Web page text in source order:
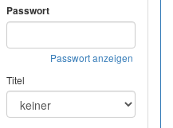
Passwort
Passwort anzeigen
Titel